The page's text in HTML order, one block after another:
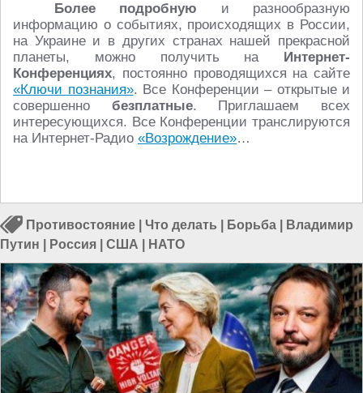
Более подробную и разнообразную
информацию о событиях, происходящих в России,
на Украине и в других странах нашей прекрасной
планеты, можно получить на Интернет-
Конференциях, постоянно проводящихся на сайте
«Ключи познания». Все Конференции – открытые и
совершенно безплатные. Приглашаем всех
интересующихся. Все Конференции транслируются
на Интернет-Радио «Возрождение»…
Противостояние Что делать Борьба
Владимир
Путин
Россия США НАТО